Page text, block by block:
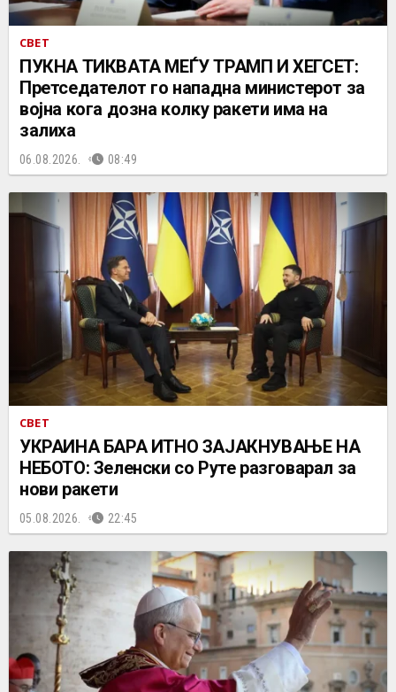
СВЕТ
ПУКНА ТИКВАТА МЕЃУ ТРАМП И ХЕГСЕТ:
Претседателот го нападна министерот за
војна кога дозна колку ракети има на
залиха
06.08.2026. 08:49
СВЕТ
УКРАИНА БАРА ИТНО ЗАЈАКНУВАЊЕ НА
НЕБОТО: Зеленски со Руте разговарал за
нови ракети
05.08.2026. 22:45